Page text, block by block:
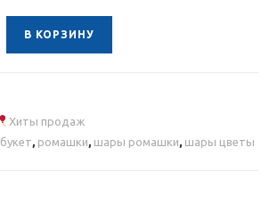
В КОРЗИНУ
Хиты продаж
букет, ромашки, шары ромашки, шары цветы